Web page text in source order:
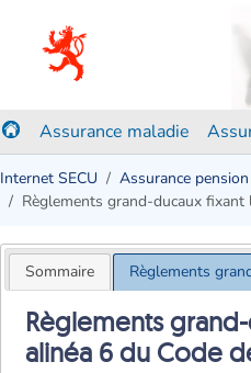
Assurance maladie
Internet SECU Assurance pension
Règlements grand-ducaux
Sommaire Règlements
Règlements
alinéa 6 du Code